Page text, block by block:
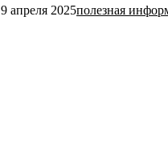
9 апреля 2025полезная